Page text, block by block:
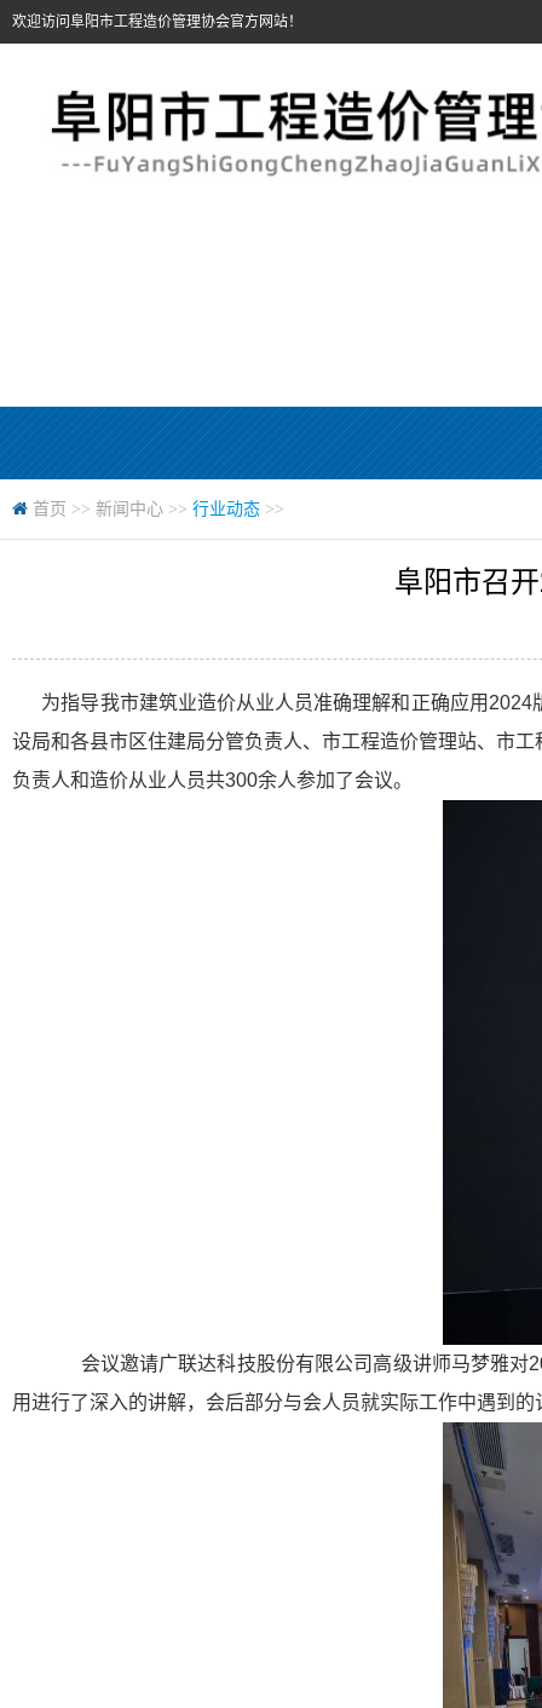
欢迎访问阜阳市工程造价管理协会官方网站！
首页 >> 新闻中心 >> 行业动态 >>
阜阳市召
为指导我市建筑业造价从业人员准确理解和正确应用2024
设局和各县市区住建局分管负责人、市工程造价管理站、市
负责人和造价从业人员共300余人参加了会议。
会议邀请广联达科技股份有限公司高级讲师马梦雅对
用进行了深入的讲解，会后部分与会人员就实际工作中遇到